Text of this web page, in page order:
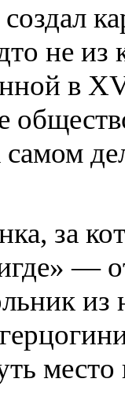
не из
в
за
—
из
место